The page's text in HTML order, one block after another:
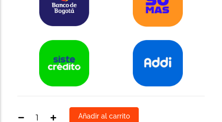
Añadir al carrito